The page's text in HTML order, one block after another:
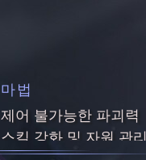
마법
제어 불가능한 파괴력
스킬 강화 및 자원 관리